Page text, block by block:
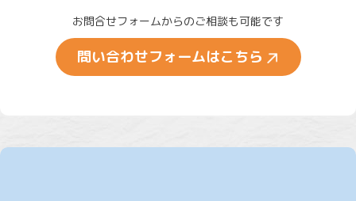
お問合せフォームからのご相談も可能です
問い合わせフォームはこちら